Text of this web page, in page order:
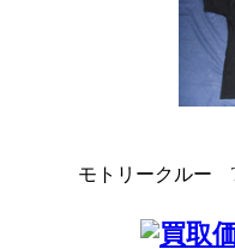
モトリークルー